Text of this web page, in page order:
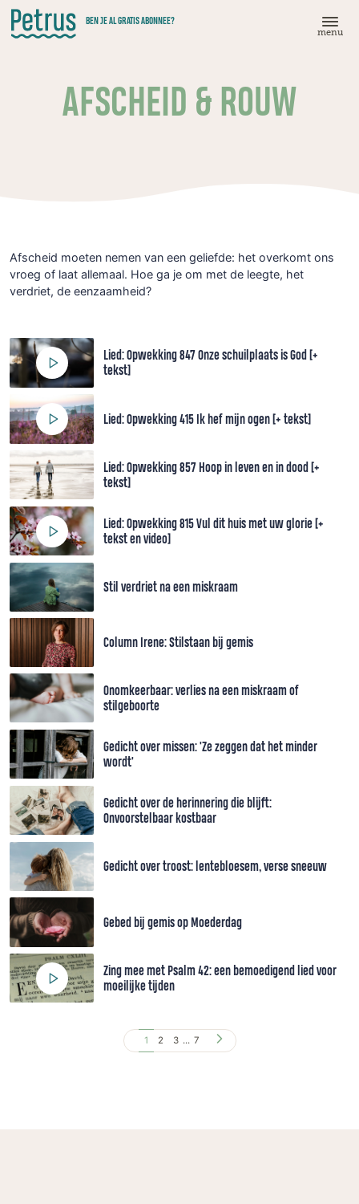
Doorgaan
naar
hoofdinhoud
BEN JE AL GRATIS ABONNEE?
menu
AFSCHEID & ROUW
Afscheid moeten nemen van een geliefde: het overkomt ons
vroeg of laat allemaal. Hoe ga je om met de leegte, het
verdriet, de eenzaamheid?
Lied: Opwekking 847 Onze schuilplaats is God [+
tekst]
Lied: Opwekking 415 Ik hef mijn ogen [+ tekst]
Lied: Opwekking 857 Hoop in leven en in dood [+
tekst]
Lied: Opwekking 815 Vul dit huis met uw glorie [+
tekst en video]
Stil verdriet na een miskraam
Column Irene: Stilstaan bij gemis
Onomkeerbaar: verlies na een miskraam of
stilgeboorte
Gedicht over missen: 'Ze zeggen dat het minder
wordt'
Gedicht over de herinnering die blijft:
Onvoorstelbaar kostbaar
Gedicht over troost: lentebloesem, verse sneeuw
Gebed bij gemis op Moederdag
Zing mee met Psalm 42: een bemoedigend lied voor
moeilijke tijden
1 2 3 ... 7